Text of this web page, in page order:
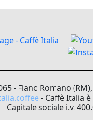
- Fiano Romano
- Caffè Italia
Capitale sociale i.v.